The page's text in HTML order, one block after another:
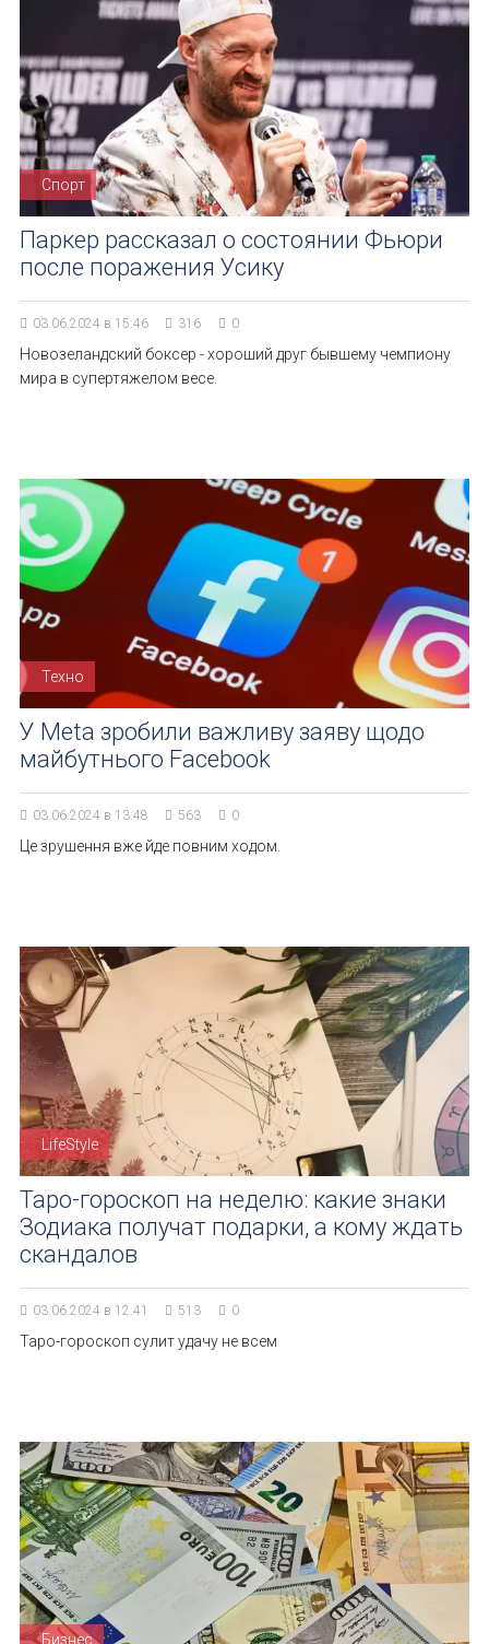
Спорт
Паркер рассказал о состоянии Фьюри
после поражения Усику
03.06.2024 в 15:46 316 0
Новозеландский боксер - хороший друг бывшему чемпиону
мира в супертяжелом весе.
Техно
У Meta зробили важливу заяву щодо
майбутнього Facebook
03.06.2024 в 13:48 563 0
Це зрушення вже йде повним ходом.
LifeStyle
Таро-гороскоп на неделю: какие знаки
Зодиака получат подарки, а кому ждать
скандалов
03.06.2024 в 12:41 513 0
Таро-гороскоп сулит удачу не всем
Бизнес